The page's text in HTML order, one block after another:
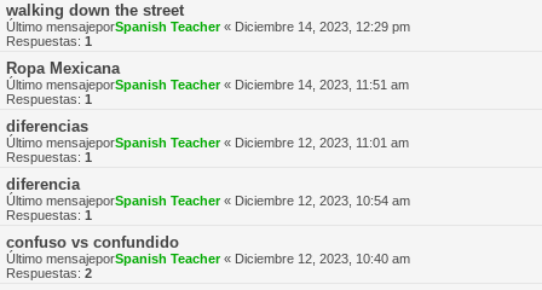
walking down the street
Último mensajeporSpanish Teacher« Diciembre 14, 2023, 12:29 pm
Respuestas: 1
Ropa Mexicana
Último mensajeporSpanish Teacher« Diciembre 14, 2023, 11:51 am
Respuestas: 1
diferencias
Último mensajeporSpanish Teacher« Diciembre 12, 2023, 11:01 am
Respuestas: 1
diferencia
Último mensajeporSpanish Teacher« Diciembre 12, 2023, 10:54 am
Respuestas: 1
confuso vs confundido
Último mensajeporSpanish Teacher« Diciembre 12, 2023, 10:40 am
Respuestas: 2